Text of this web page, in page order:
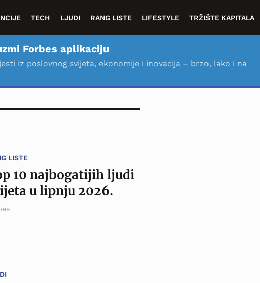
TECH LJUDI RANG LISTE LIFESTYLE TRŽIŠTE KAPITALA
Forbes aplikaciju
iz poslovnog svijeta, ekonomije i inovacija – brzo, lako i na
LISTE
10 najbogatijih ljudi
u lipnju 2026.